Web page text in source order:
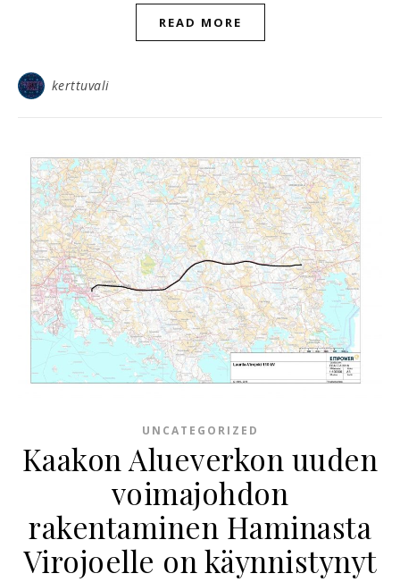
READ MORE
kerttuvali
UNCATEGORIZED
Kaakon Alueverkon uuden
voimajohdon
rakentaminen Haminasta
Virojoelle on käynnistynyt